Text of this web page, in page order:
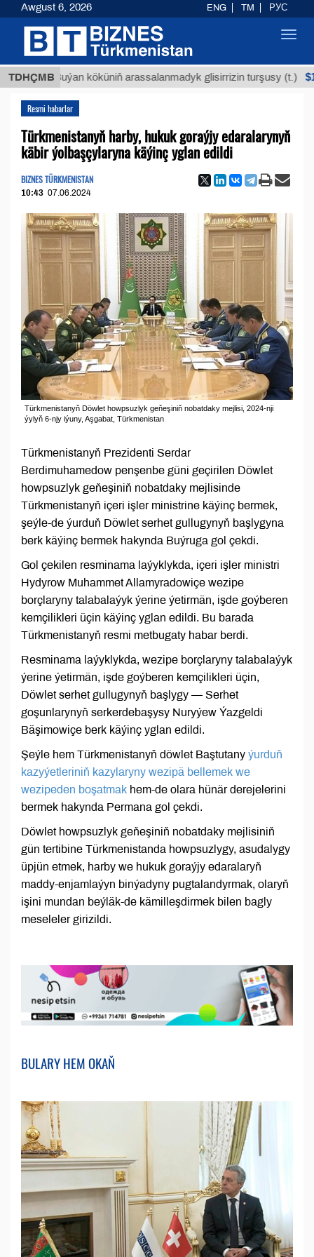
TDHÇMB
Buýan köküniň arassalanmadyk glisirrizin turşusy (t.)
Resmi habarlar
Türkmenistanyň harby, hukuk goraýjy edaralarynyň
käbir ýolbaşçylaryna käýinç yglan edildi
BIZNES TÜRKMENISTAN
10:43 07.06.2024
Türkmenistanyň Döwlet howpsuzlyk geňeşiniň nobatdaky mejlisi, 2024-nji
ýylyň 6-njy iýuny, Aşgabat, Türkmenistan
Türkmenistanyň Prezidenti Serdar
Berdimuhamedow penşenbe güni geçirilen Döwlet
howpsuzlyk geňeşiniň nobatdaky mejlisinde
Türkmenistanyň içeri işler ministrine käýinç bermek,
şeýle-de ýurduň Döwlet serhet gullugynyň başlygyna
berk käýinç bermek hakynda Buýruga gol çekdi.
Gol çekilen resminama laýyklykda, içeri işler ministri
Hydyrow Muhammet Allamyradowiçe wezipe
borçlaryny talabalaýyk ýerine ýetirmän, işde goýberen
kemçilikleri üçin käýinç yglan edildi. Bu barada
Türkmenistanyň resmi metbugaty habar berdi.
Resminama laýyklykda, wezipe borçlaryny talabalaýyk
ýerine ýetirmän, işde goýberen kemçilikleri üçin,
Döwlet serhet gullugynyň başlygy — Serhet
goşunlarynyň serkerdebaşysy Nuryýew Ýazgeldi
Bäşimowiçe berk käýinç yglan edildi.
Şeýle hem Türkmenistanyň döwlet Baştutany ýurduň
kazyýetleriniň kazylaryny wezipä bellemek we
wezipeden boşatmak hem-de olara hünär derejelerini
bermek hakynda Permana gol çekdi.
Döwlet howpsuzlyk geňeşiniň nobatdaky mejlisiniň
gün tertibine Türkmenistanda howpsuzlygy, asudalygy
üpjün etmek, harby we hukuk goraýjy edaralaryň
maddy-enjamlaýyn binýadyny pugtalandyrmak, olaryň
işini mundan beýläk-de kämilleşdirmek bilen bagly
meseleler girizildi.
BULARY HEM OKAŇ
Awgust 6, 2026 ENG TM РУС